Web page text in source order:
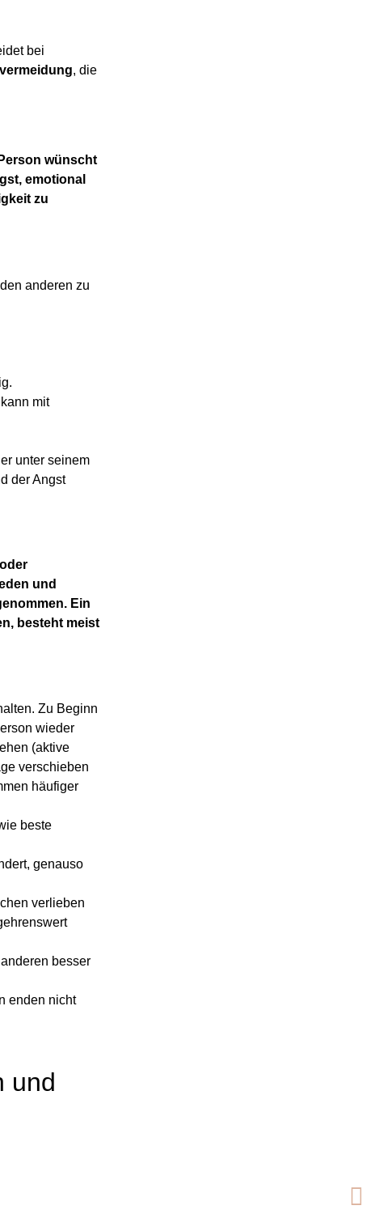
bei
, die
wünscht
emotional
zu
anderen zu
mit
unter seinem
der Angst
und
Ein
besteht meist
Zu Beginn
wieder
(aktive
verschieben
häufiger
beste
genauso
verlieben
besser
enden nicht
und